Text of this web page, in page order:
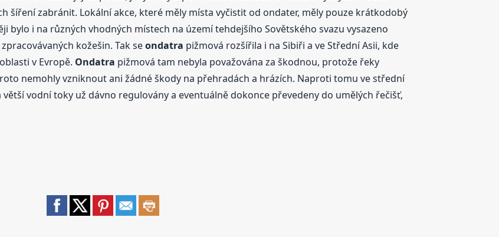
šíření zabránit. Lokální akce, které měly místa vyčistit od ondater, měly pouze krátkodobý
bylo i na různých vhodných místech na území tehdejšího Sovětského svazu vysazeno
kožešin. Tak seondatra pižmová rozšířila i na Sibiři a ve Střední Asii, kde
v Evropě. Ondatra pižmová tam nebyla považována za škodnou, protože řeky
nemohly vzniknout ani žádné škody na přehradách a hrázích. Naproti tomu ve střední
vodní toky už dávno regulovány a eventuálně dokonce převedeny do umělých řečišť,